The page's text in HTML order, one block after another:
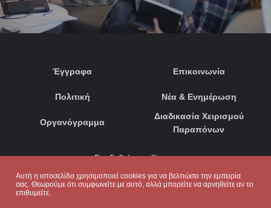
Αυτή η ιστοσελίδα χρησιμοποιεί cookies για να βελτιώσει την εμπειρία
σας. Θεωρούμε ότι συμφωνείτε με αυτό, αλλά μπορείτε να αρνηθείτε αν το
επιθυμείτε.
Έγγραφα
Πολιτική
Οργανόγραμμα
Επικοινωνία
Νέα & Ενημέρωση
Διαδικασία Χειρισμού
Παραπόνων
Συνδεθείτε μαζί μας: